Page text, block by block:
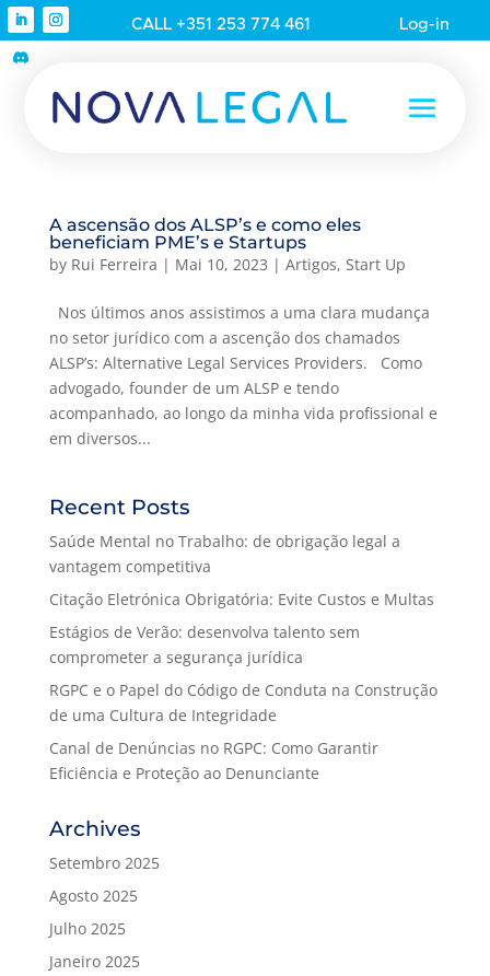
CALL +351 253 774 461 Log-in
A ascensão dos ALSP’s e como eles
beneficiam PME’s e Startups
by Rui Ferreira | Mai 10, 2023 | Artigos, Start Up
Nos últimos anos assistimos a uma clara mudança
no setor jurídico com a ascenção dos chamados
ALSP’s: Alternative Legal Services Providers. Como
advogado, founder de um ALSP e tendo
acompanhado, ao longo da minha vida profissional e
em diversos...
Recent Posts
Saúde Mental no Trabalho: de obrigação legal a
vantagem competitiva
Citação Eletrónica Obrigatória: Evite Custos e Multas
Estágios de Verão: desenvolva talento sem
comprometer a segurança jurídica
RGPC e o Papel do Código de Conduta na Construção
de uma Cultura de Integridade
Canal de Denúncias no RGPC: Como Garantir
Eficiência e Proteção ao Denunciante
Archives
Setembro 2025
Agosto 2025
Julho 2025
Janeiro 2025